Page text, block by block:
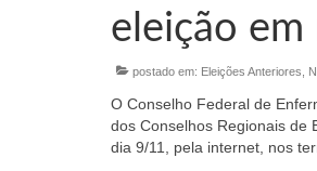
eleição
postado em: Eleições Anteriores
O Conselho Federal de
dos Conselhos Regionais de
dia 9/11, pela internet, nos